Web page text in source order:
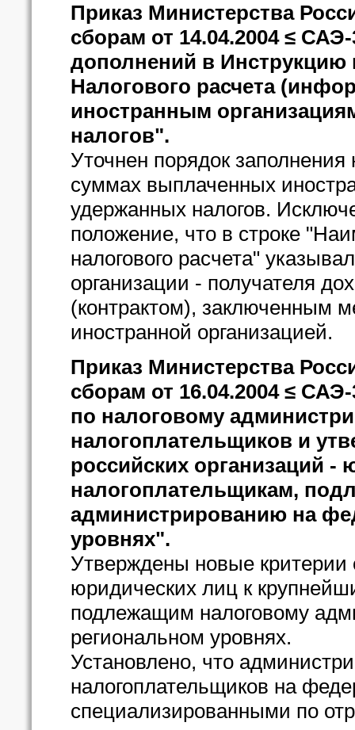
Приказ Министерства
сборам от 14.04.2004 ≤
дополнений в
Налогового расчета
иностранным
налогов".
Уточнен порядок
суммах выплаченных
удержанных налогов.
положение, что в строке
налогового расчета"
организации - получателя
(контрактом), заключенным
иностранной организацией.
Приказ Министерства
сборам от 16.04.2004 ≤
по налоговому
налогоплательщиков и
российских организаций
налогоплательщикам,
администрированию на
уровнях".
Утверждены новые критерии
юридических лиц к
подлежащим налоговому
региональном уровнях.
Установлено, что
налогоплательщиков на
специализированными по